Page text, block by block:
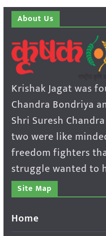
About Us
Krishak Jagat was
Chandra Bondriya
Shri Suresh
two were like
freedom fighters
struggle wanted to
Site Map
Home